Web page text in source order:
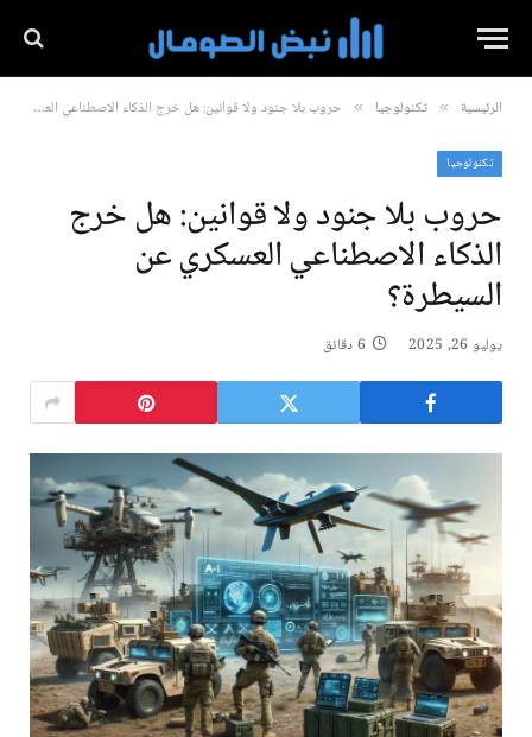
الرئيسية » تكنولوجيا » حروب بلا جنود ولا قوانين: هل خرج الذكاء الاصطناعي العسكري عن السيطرة؟
تكنولوجيا
حروب بلا جنود ولا قوانين: هل خرج
الذكاء الاصطناعي العسكري عن
السيطرة؟
يوليو 26, 2025 6 دقائق